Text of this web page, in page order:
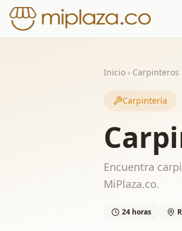
Inicio › Carpinteros
Carpintería
Encuentra
MiPlaza.co.
24 horas